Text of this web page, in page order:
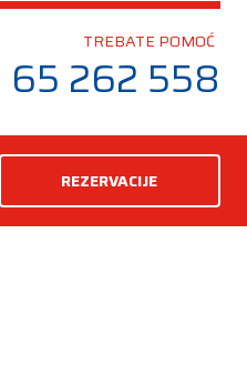
TREBATE POMOĆ
65 262 558
REZERVACIJE